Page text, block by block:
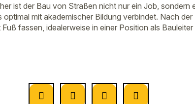
ist der Bau von Straßen nicht nur ein Job, sondern
optimal mit akademischer Bildung verbindet. Nach
fassen, idealerweise in einer Position als